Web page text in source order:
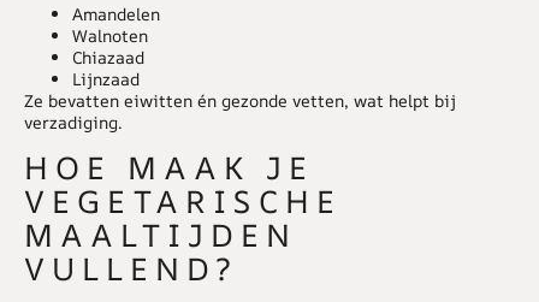
Amandelen
Walnoten
Chiazaad
Lijnzaad
Ze bevatten eiwitten én gezonde vetten, wat helpt bij
verzadiging.
HOE MAAK JE
VEGETARISCHE
MAALTIJDEN
VULLEND?